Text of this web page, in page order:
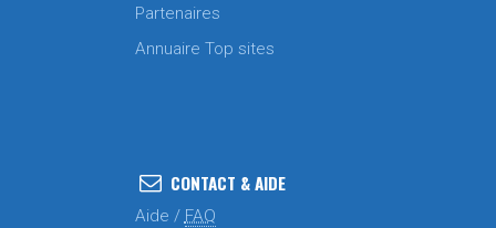
Partenaires
Annuaire Top sites
CONTACT & AIDE
Aide / FAQ